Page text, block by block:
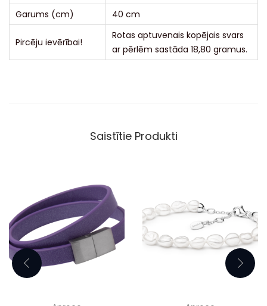
Garums (cm)
40 cm
Pircēju ievērībai!
Rotas aptuvenais kopējais svars
ar pērlēm sastāda 18,80 gramus.
Saistītie Produkti